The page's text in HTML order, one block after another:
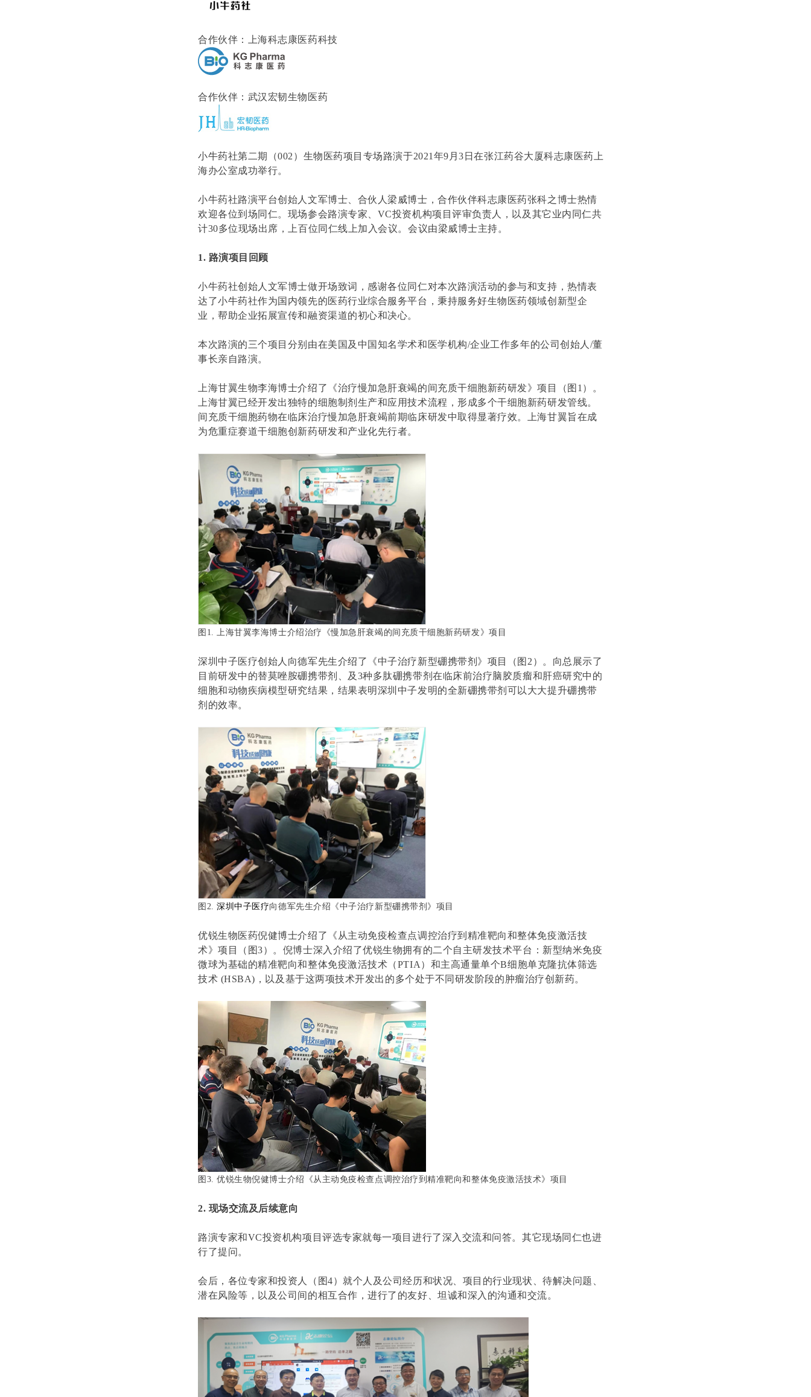
合作伙伴：上海科志康医药科技
合作伙伴：武汉宏韧生物医药
小牛药社第二期（002 ）生物医药项目专场路演于2021 年9 月3 日在张江药谷大厦科志康医药上
海办公室成功举行。
小牛药社路演平台创始人文军博士、合伙人梁威博士，合作伙伴科志康医药张科之博士热情
欢迎各位到场同仁。现场参会路演专家、 VC投资机构项目评审负责人，以及其它业内同仁共
计30多位现场出席，上百位同仁线上加入会议。会议由梁威博士主持。
1. 路演项目回顾
小牛药社创始人文军博士做开场致词，感谢各位同仁对本次路演活动的参与和支持，热情表
达了小牛药社作为国内领先的医药行业综合服务平台，秉持服务好生物医药领域创新型企
业，帮助企业拓展宣传和融资渠道的初心和决心。
本次路演的三个项目分别由在美国及中国知名学术和医学机构/企业工作多年的公司创始人 /董
事长亲自路演。
上海甘翼生物李海博士介绍了《治疗慢加急肝衰竭的间充质干细胞新药研发》项目（图 1 ）。
上海甘翼已经开发出独特的细胞制剂生产和应用技术流程，形成多个干细胞新药研发管线。
间充质干细胞药物在临床治疗慢加急肝衰竭前期临床研发中取得显著疗效。上海甘翼旨在成
为危重症赛道干细胞创新药研发和产业化先行者。
图 1.上海甘翼李海博士介绍治疗《慢加急肝衰竭的间充质干细胞新药研发》项目
深圳中子医疗创始人向德军先生介绍了《中子治疗新型硼携带剂》项目（图 2）。向总展示了
目前研发中的替莫唑胺硼携带剂、及 3种多肽硼携带剂在临床前治疗脑胶质瘤和肝癌研究中的
细胞和动物疾病模型研究结果，结果表明深圳中子发明的全新硼携带剂可以大大提升硼携带
剂的效率。
图 2.深圳中子医疗向德军先生介绍《中子治疗新型硼携带剂》项目
优锐生物医药倪健博士介绍了《从主动免疫检查点调控治疗到精准靶向和整体免疫激活技
术》项目（图3）。倪博士深入介绍了优锐生物拥有的二个自主研发技术平台：新型纳米免疫
微球为基础的精准靶向和整体免疫激活技术（PTIA ）和主高通量单个B细胞单克隆抗体筛选
技术 (HSBA) ，以及基于这两项技术开发出的多个处于不同研发阶段的肿瘤治疗创新药。
图 3.优锐生物倪健博士介绍《从主动免疫检查点调控治疗到精准靶向和整体免疫激活技术》项目
2. 现场交流及后续意向
路演专家和VC投资机构项目评选专家就每一项目进行了深入交流和问答。其它现场同仁也进
行了提问。
会后，各位专家和投资人（图4）就个人及公司经历和状况、项目的行业现状、待解决问题、
潜在风险等，以及公司间的相互合作，进行了的友好、坦诚和深入的沟通和交流。